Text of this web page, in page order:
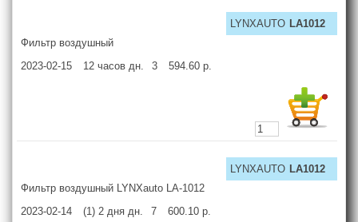
LYNXAUTO LA1012
Фильтр воздушный
2023-02-15
12 часов дн. 3 594.60 р.
LYNXAUTO LA1012
Фильтр воздушный LYNXauto LA-1012
2023-02-14
(1) 2 дня дн. 7 600.10 р.